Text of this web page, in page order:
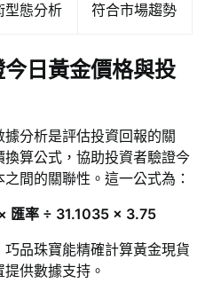
型態分析 符合市場趨勢
日黃金價格與投
分析是評估投資回報的關
算公式，協助投資者驗證今
間的關聯性。這一公式為：
匯率 ÷ 31.1035 × 3.75
品珠寶能精確計算黃金現貨
供數據支持。